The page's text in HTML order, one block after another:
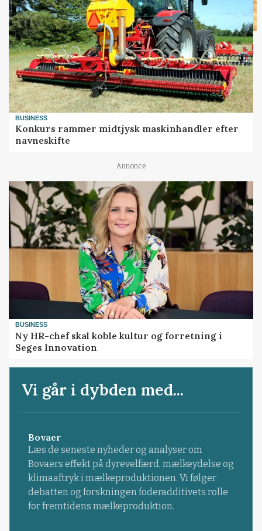
BUSINESS
Konkurs rammer midtjysk maskinhandler efter
navneskifte
Annonce
BUSINESS
Ny HR-chef skal koble kultur og forretning i
Seges Innovation
Vi går i dybden med...
Bovaer
Læs de seneste nyheder og analyser om
Bovaers effekt på dyrevelfærd, mælkeydelse og
klimaaftryk i mælkeproduktionen. Vi følger
debatten og forskningen foderadditivets rolle
for fremtidens mælkeproduktion.